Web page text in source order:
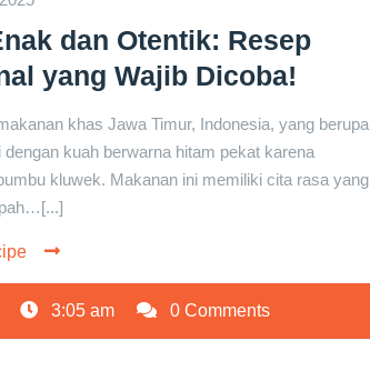
dan Otentik: Resep
yang Wajib Dicoba!
khas Jawa Timur, Indonesia, yang berupa
dengan kuah berwarna hitam pekat karena
kluwek. Makanan ini memiliki cita rasa yang
3:05 am 0 Comments